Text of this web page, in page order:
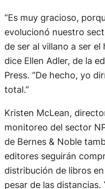
“Es muy gracioso,
evolucionó nuestro
de ser al villano a ser el
dice Ellen Adler, de la
Press. “De hecho, yo
total.”
Kristen McLean,
monitoreo del sector
de Bernes & Noble
editores seguirán
distribución de libros
pesar de las